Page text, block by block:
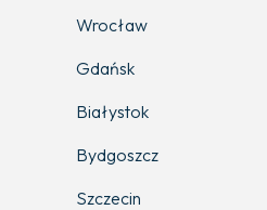
Wrocław
Gdańsk
Białystok
Bydgoszcz
Szczecin